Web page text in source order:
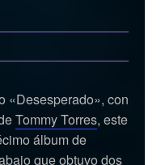
«Desesperado», con
Tommy Torres, este
álbum de
que obtuvo dos